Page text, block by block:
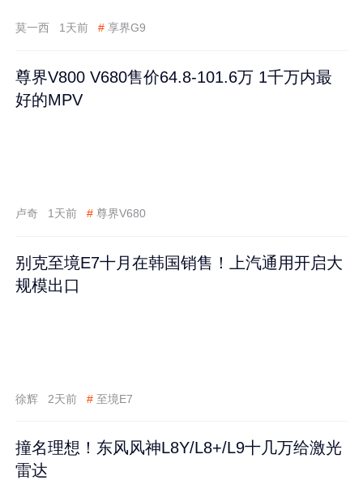
莫一西 1天前 # 享界G9
尊界V800 V680售价64.8-101.6万 1千万内最
好的MPV
卢奇 1天前 # 尊界V680
别克至境E7十月在韩国销售！上汽通用开启大
规模出口
徐辉 2天前 # 至境E7
撞名理想！东风风神L8Y/L8+/L9十几万给激光
雷达